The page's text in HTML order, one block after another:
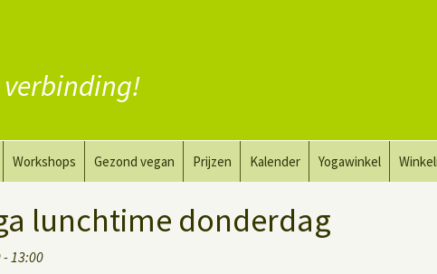
verbinding!
Workshops Gezond vegan Prijzen Kalender Yogawinkel
lunchtime donderdag
- 13:00